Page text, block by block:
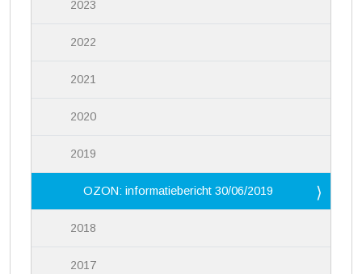
2023
2022
2021
2020
2019
OZON: informatiebericht 30/06/2019
2018
2017